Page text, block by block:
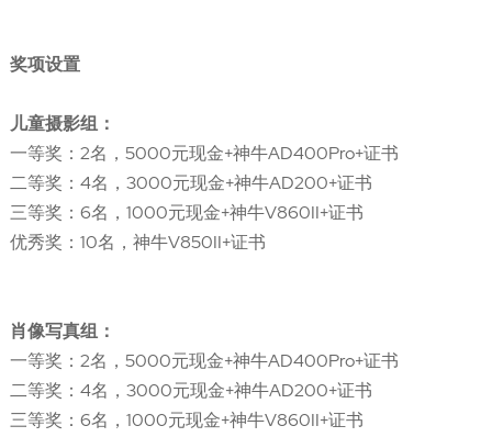
奖项设置
儿童摄影组：
一等奖：2名，5000元现金+神牛AD400Pro+证书
二等奖：4名，3000元现金+神牛AD200+证书
三等奖：6名，1000元现金+神牛V860II+证书
优秀奖：10名，神牛V850II+证书
肖像写真组：
一等奖：2名，5000元现金+神牛AD400Pro+证书
二等奖：4名，3000元现金+神牛AD200+证书
三等奖：6名，1000元现金+神牛V860II+证书